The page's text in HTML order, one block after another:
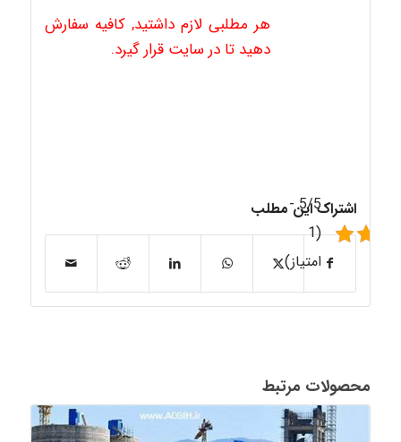
هر مطلبی لازم داشتید, کافیه سفارش
دهید تا در سایت قرار گیرد.
اشتراک این مطلب
5/5 -
(1
امتیاز)
محصولات مرتبط